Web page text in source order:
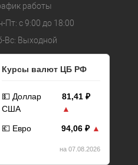
работы
Пт: с 9:00 до 18:00
Вс: Выходной
Курсы валют ЦБ РФ
💵 Доллар
США
81,41 ₽
▲
💶 Евро 94,06 ₽ ▲
на 07.08.2026